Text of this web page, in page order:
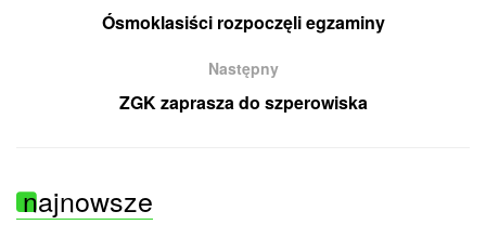
Ósmoklasiści rozpoczęli egzaminy
Następny
ZGK zaprasza do szperowiska
najnowsze